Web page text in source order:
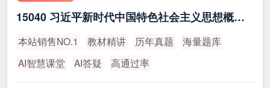
15040 习近平新时代中国特色社会主义思想概论（最新版）
本站销售NO.1 教材精讲 历年真题
海量题库
AI智慧课堂
AI答疑 高通过率